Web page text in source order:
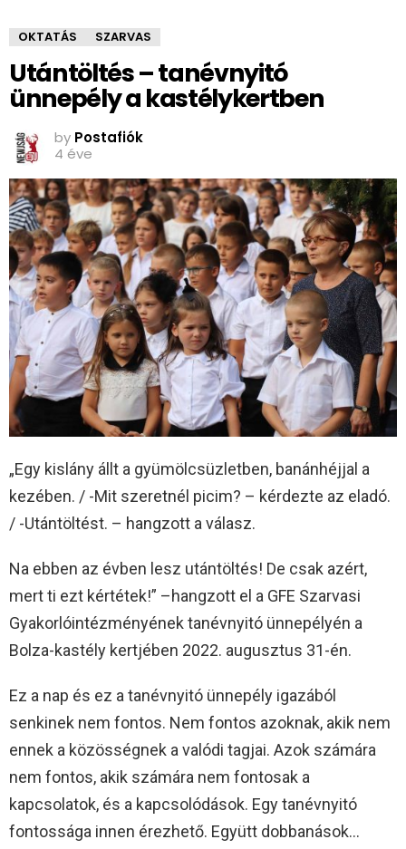
OKTATÁS SZARVAS
Utántöltés – tanévnyitó
ünnepély a kastélykertben
by Postafiók
4 éve
„Egy kislány állt a gyümölcsüzletben, banánhéjjal a
kezében. / -Mit szeretnél picim? – kérdezte az eladó.
/ -Utántöltést. – hangzott a válasz.
Na ebben az évben lesz utántöltés! De csak azért,
mert ti ezt kértétek!” –hangzott el a GFE Szarvasi
Gyakorlóintézményének tanévnyitó ünnepélyén a
Bolza-kastély kertjében 2022. augusztus 31-én.
Ez a nap és ez a tanévnyitó ünnepély igazából
senkinek nem fontos. Nem fontos azoknak, akik nem
ennek a közösségnek a valódi tagjai. Azok számára
nem fontos, akik számára nem fontosak a
kapcsolatok, és a kapcsolódások. Egy tanévnyitó
fontossága innen érezhető. Együtt dobbanások…